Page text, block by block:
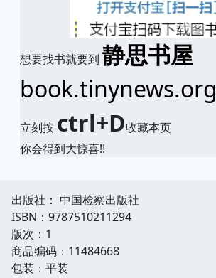
想要找书就要到 静思书屋
book.tinynews.org
立刻按 ctrl+D收藏本页
你会得到大惊喜!!
出版社： 中国检察出版社
ISBN：9787510211294
版次：1
商品编码：11484668
包装：平装